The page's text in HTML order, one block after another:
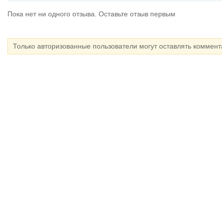
Пока нет ни одного отзыва. Оставьте отзыв первым
Только авторизованные пользователи могут оставлять